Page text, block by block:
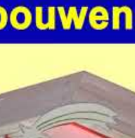
auf YouTube ansehen